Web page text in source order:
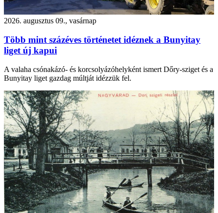
2026. augusztus 09., vasárnap
Több mint százéves történetet idéznek a Bunyitay
liget új kapui
A valaha csónakázó- és korcsolyázóhelyként ismert Dőry-sziget és a
Bunyitay liget gazdag múltját idézzük fel.